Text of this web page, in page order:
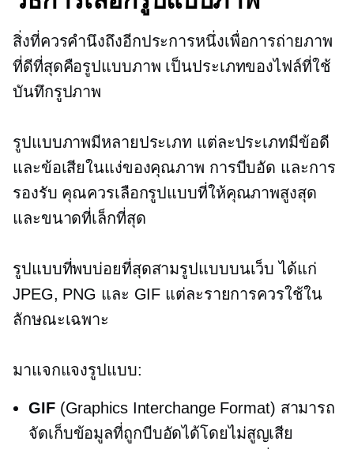
สิ่งที่ควรคำนึงถึงอีกประการหนึ่งเพื่อการถ่ายภาพ
ที่ดีที่สุดคือรูปแบบภาพ เป็นประเภทของไฟล์ที่ใช้
บันทึกรูปภาพ
รูปแบบภาพมีหลายประเภท แต่ละประเภทมีข้อดี
และข้อเสียในแง่ของคุณภาพ การบีบอัด และการ
รองรับ คุณควรเลือกรูปแบบที่ให้คุณภาพสูงสุด
และขนาดที่เล็กที่สุด
รูปแบบที่พบบ่อยที่สุดสามรูปแบบบนเว็บ ได้แก่
JPEG, PNG และ GIF แต่ละรายการควรใช้ใน
ลักษณะเฉพาะ
มาแจกแจงรูปแบบ:
GIF(Graphics Interchange Format) สามารถ
จัดเก็บข้อมูลที่ถูกบีบอัดได้โดยไม่สูญเสีย